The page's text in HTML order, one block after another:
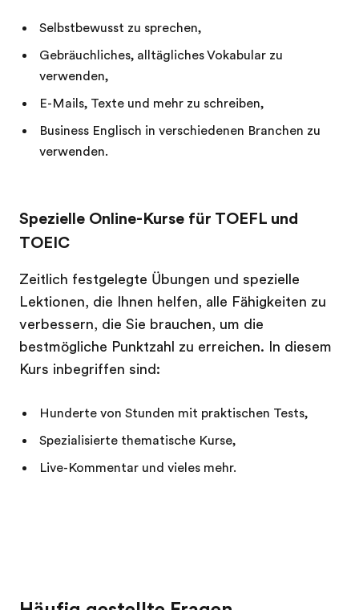
Selbstbewusst zu sprechen,
Gebräuchliches, alltägliches Vokabular zu
verwenden,
E-Mails, Texte und mehr zu schreiben,
Business Englisch in verschiedenen Branchen zu
verwenden.
Spezielle Online-Kurse für TOEFL und
TOEIC
Zeitlich festgelegte Übungen und spezielle
Lektionen, die Ihnen helfen, alle Fähigkeiten zu
verbessern, die Sie brauchen, um die
bestmögliche Punktzahl zu erreichen. In diesem
Kurs inbegriffen sind:
Hunderte von Stunden mit praktischen Tests,
Spezialisierte thematische Kurse,
Live-Kommentar und vieles mehr.